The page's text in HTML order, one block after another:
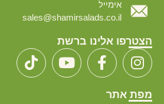
אימייל
sales@shamirsalads.co.il
הצטרפו אלינו ברשת
מפת אתר